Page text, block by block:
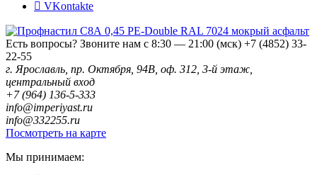
VKontakte
Есть вопросы? Звоните нам с 8:30 — 21:00 (мск) +7 (4852) 33-
22-55
г. Ярославль, пр. Октября, 94В, оф. 312, 3-й этаж,
центральный вход
+7 (964) 136-5-333
info@imperiyast.ru
info@332255.ru
Посмотреть на карте
Мы принимаем: